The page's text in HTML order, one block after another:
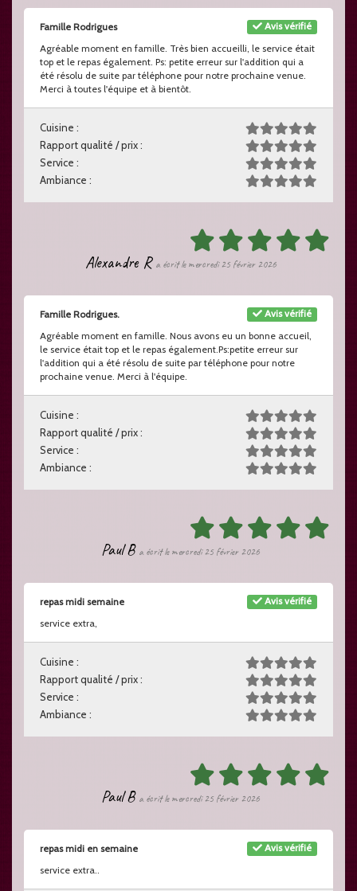
Avis vérifié
Famille Rodrigues
Agréable moment en famille. Très bien accueilli, le service était
top et le repas également. Ps: petite erreur sur l'addition qui a
été résolu de suite par téléphone pour notre prochaine venue.
Merci à toutes l'équipe et à bientôt.
Cuisine :
Rapport qualité / prix :
Service :
Ambiance :
Alexandre R a écrit le mercredi 25 février 2026
Avis vérifié
Famille Rodrigues.
Agréable moment en famille. Nous avons eu un bonne accueil,
le service était top et le repas également.Ps:petite erreur sur
l'addition qui a été résolu de suite par téléphone pour notre
prochaine venue. Merci à l'équipe.
Cuisine :
Rapport qualité / prix :
Service :
Ambiance :
Paul B a écrit le mercredi 25 février 2026
Avis vérifié
repas midi semaine
service extra,
Cuisine :
Rapport qualité / prix :
Service :
Ambiance :
Paul B a écrit le mercredi 25 février 2026
Avis vérifié
repas midi en semaine
service extra..